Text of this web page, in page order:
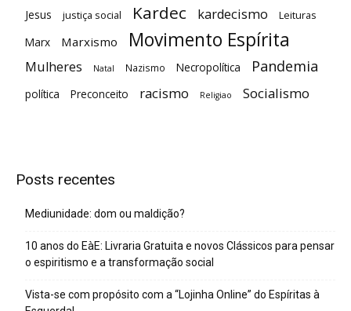
Jesus justiça social Kardec kardecismo Leituras
Marx Marxismo Movimento Espírita
Mulheres Natal Nazismo Necropolítica Pandemia
política Preconceito racismo Religiao Socialismo
Posts recentes
Mediunidade: dom ou maldição?
10 anos do EàE: Livraria Gratuita e novos Clássicos para pensar
o espiritismo e a transformação social
Vista-se com propósito com a “Lojinha Online” do Espíritas à